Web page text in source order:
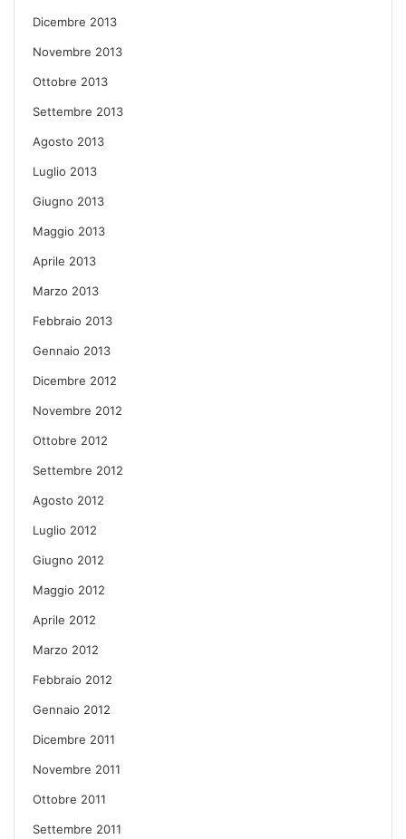
Dicembre 2013
Novembre 2013
Ottobre 2013
Settembre 2013
Agosto 2013
Luglio 2013
Giugno 2013
Maggio 2013
Aprile 2013
Marzo 2013
Febbraio 2013
Gennaio 2013
Dicembre 2012
Novembre 2012
Ottobre 2012
Settembre 2012
Agosto 2012
Luglio 2012
Giugno 2012
Maggio 2012
Aprile 2012
Marzo 2012
Febbraio 2012
Gennaio 2012
Dicembre 2011
Novembre 2011
Ottobre 2011
Settembre 2011